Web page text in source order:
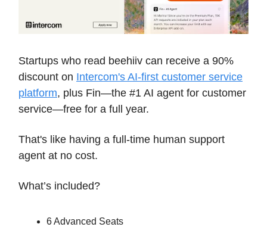
Startups who read beehiiv can receive a 90%
discount on Intercom's AI-first customer service
platform, plus Fin—the #1 AI agent for customer
service—free for a full year.
That's like having a full-time human support
agent at no cost.
What’s included?
6 Advanced Seats